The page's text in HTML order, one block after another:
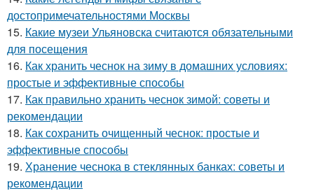
достопримечательностями Москвы
15. Какие музеи Ульяновска считаются обязательными
для посещения
16. Как хранить чеснок на зиму в домашних условиях:
простые и эффективные способы
17. Как правильно хранить чеснок зимой: советы и
рекомендации
18. Как сохранить очищенный чеснок: простые и
эффективные способы
19. Хранение чеснока в стеклянных банках: советы и
рекомендации